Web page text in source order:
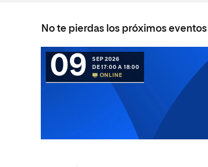
No te pierdas los próximos eventos
09
SEP 2026
DE 17:00 A 18:00
ONLINE